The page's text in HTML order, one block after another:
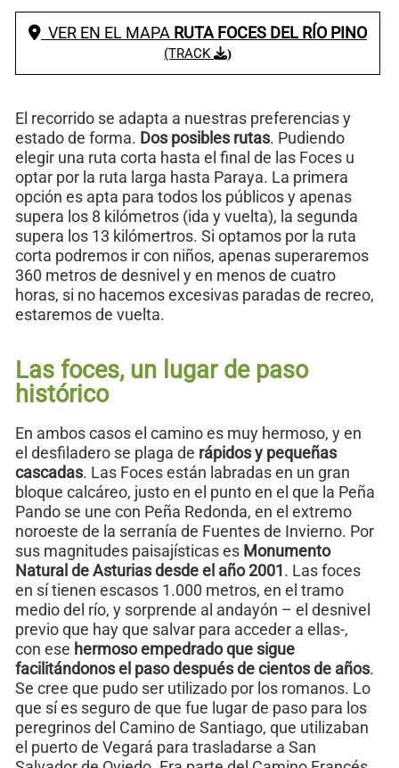
VER EN EL MAPA RUTA FOCES DEL RÍO PINO
(TRACK )
El recorrido se adapta a nuestras preferencias y
estado de forma. Dos posibles rutas. Pudiendo
elegir una ruta corta hasta el final de las Foces u
optar por la ruta larga hasta Paraya. La primera
opción es apta para todos los públicos y apenas
supera los 8 kilómetros (ida y vuelta), la segunda
supera los 13 kilómertros. Si optamos por la ruta
corta podremos ir con niños, apenas superaremos
360 metros de desnivel y en menos de cuatro
horas, si no hacemos excesivas paradas de recreo,
estaremos de vuelta.
Las foces, un lugar de paso
histórico
En ambos casos el camino es muy hermoso, y en
el desfiladero se plaga de rápidos y pequeñas
cascadas. Las Foces están labradas en un gran
bloque calcáreo, justo en el punto en el que la Peña
Pando se une con Peña Redonda, en el extremo
noroeste de la serranía de Fuentes de Invierno. Por
sus magnitudes paisajísticas es Monumento
Natural de Asturias desde el año 2001. Las foces
en sí tienen escasos 1.000 metros, en el tramo
medio del río, y sorprende al andayón – el desnivel
previo que hay que salvar para acceder a ellas-,
con ese hermoso empedrado que sigue
facilitándonos el paso después de cientos de años.
Se cree que pudo ser utilizado por los romanos. Lo
que sí es seguro de que fue lugar de paso para los
peregrinos del Camino de Santiago, que utilizaban
el puerto de Vegará para trasladarse a San